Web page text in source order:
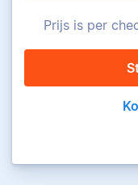
Prijs is per